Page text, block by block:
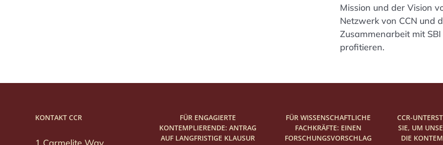
Mission und der Vision
Netzwerk von CCN und
Zusammenarbeit mit
profitieren.
KONTAKT CCR
FÜR ENGAGIERTE
KONTEMPLIERENDE: ANTRAG
AUF LANGFRISTIGE KLAUSUR
FÜR WISSENSCHAFTLICHE
FACHKRÄFTE: EINEN
FORSCHUNGSVORSCHLAG
CCR-
SIE, UM
DIE